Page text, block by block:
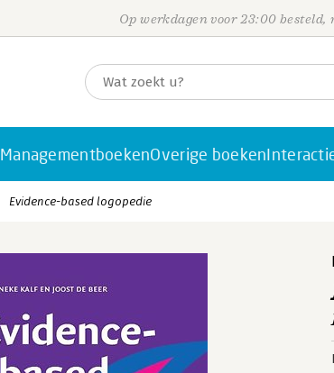
Op werkdagen voor 23:00 besteld,
ManagementboekenOverige boeken
Evidence-based logopedie